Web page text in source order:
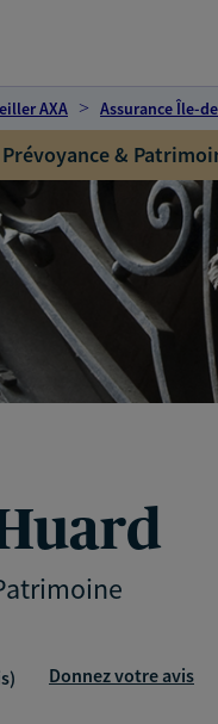
AXA Assurance Île-
&
Donnez votre avis